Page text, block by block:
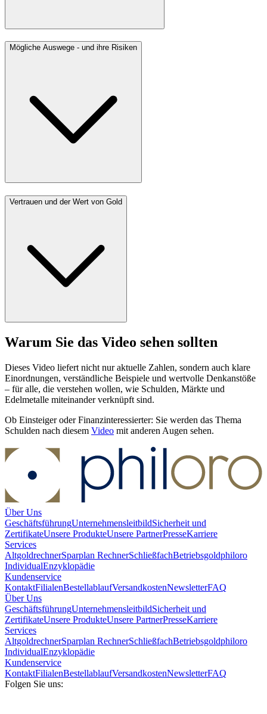
Mögliche Auswege - und ihre Risiken
Vertrauen und der Wert von Gold
Warum Sie das Video sehen sollten
Dieses Video liefert nicht nur aktuelle Zahlen, sondern auch klare
Einordnungen, verständliche Beispiele und wertvolle Denkanstöße
– für alle, die verstehen wollen, wie Schulden, Märkte und
Edelmetalle miteinander verknüpft sind.
Ob Einsteiger oder Finanzinteressierter: Sie werden das Thema
Schulden nach diesem Video mit anderen Augen sehen.
Über Uns
GeschäftsführungUnternehmensleitbildSicherheit und
ZertifikateUnsere ProdukteUnsere PartnerPresseKarriere
Services
AltgoldrechnerSparplan RechnerSchließfachBetriebsgoldphiloro
IndividualEnzyklopädie
Kundenservice
KontaktFilialenBestellablaufVersandkostenNewsletterFAQ
Über Uns
GeschäftsführungUnternehmensleitbildSicherheit und
ZertifikateUnsere ProdukteUnsere PartnerPresseKarriere
Services
AltgoldrechnerSparplan RechnerSchließfachBetriebsgoldphiloro
IndividualEnzyklopädie
Kundenservice
KontaktFilialenBestellablaufVersandkostenNewsletterFAQ
Folgen Sie uns: